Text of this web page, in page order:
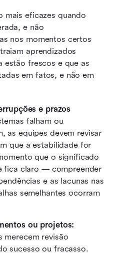
mais eficazes quando
e não
nos momentos certos
aprendizados
estão frescos e que as
em fatos, e não em
e prazos
falham ou
as equipes devem revisar
que a estabilidade for
que o significado
fica claro — compreender
e as lacunas nas
semelhantes ocorram
ou projetos:
merecem revisão
sucesso ou fracasso.